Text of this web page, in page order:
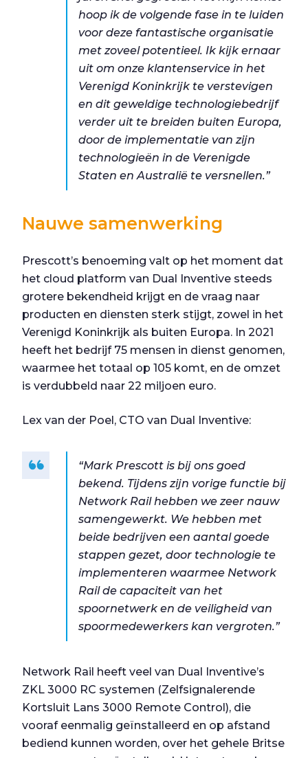
hoop ik de volgende fase in te luiden
voor deze fantastische organisatie
met zoveel potentieel. Ik kijk ernaar
uit om onze klantenservice in het
Verenigd Koninkrijk te verstevigen
en dit geweldige technologiebedrijf
verder uit te breiden buiten Europa,
door de implementatie van zijn
technologieën in de Verenigde
Staten en Australië te versnellen.”
Nauwe samenwerking
Prescott’s benoeming valt op het moment dat
het cloud platform van Dual Inventive steeds
grotere bekendheid krijgt en de vraag naar
producten en diensten sterk stijgt, zowel in het
Verenigd Koninkrijk als buiten Europa. In 2021
heeft het bedrijf 75 mensen in dienst genomen,
waarmee het totaal op 105 komt, en de omzet
is verdubbeld naar 22 miljoen euro.
Lex van der Poel, CTO van Dual Inventive:
“Mark Prescott is bij ons goed
bekend. Tijdens zijn vorige functie bij
Network Rail hebben we zeer nauw
samengewerkt. We hebben met
beide bedrijven een aantal goede
stappen gezet, door technologie te
implementeren waarmee Network
Rail de capaciteit van het
spoornetwerk en de veiligheid van
spoormedewerkers kan vergroten.”
Network Rail heeft veel van Dual Inventive’s
ZKL 3000 RC systemen (Zelfsignalerende
Kortsluit Lans 3000 Remote Control), die
vooraf eenmalig geïnstalleerd en op afstand
bediend kunnen worden, over het gehele Britse